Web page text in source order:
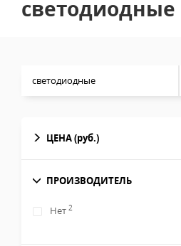
светодиодные
светодиодные
ЦЕНА(руб.)
ПРОИЗВОДИТЕЛЬ
Нет 2